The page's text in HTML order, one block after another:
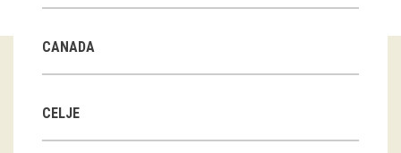
Arhiv razstav
CANADA
CELJE